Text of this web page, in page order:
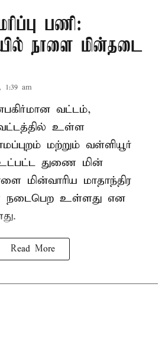
பணி:
நாளை மின்தடை
1:39 am
வட்டம்,
உள்ள
மற்றும் வள்ளியூர்
துணை மின்
மின்வாரிய மாதாந்திர
நடைபெற உள்ளது என
Read More